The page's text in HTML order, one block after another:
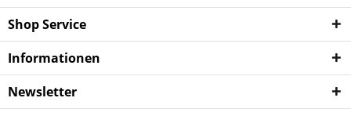
Shop Service
Informationen
Newsletter